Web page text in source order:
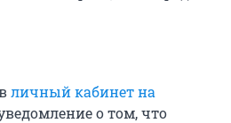
личный кабинет на
о том, что